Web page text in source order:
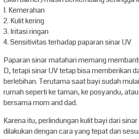
1. Kemerahan
2. Kulit kering
3. Iritasi ringan
4. Sensitivitas terhadap paparan sinar UV
Paparan sinar matahari memang
D, tetapi sinar UV tetap bisa memberikan
berlebihan. Terutama saat bayi sudah
rumah seperti ke taman, ke posyandu,
bersama mom and dad.
Karena itu, perlindungan kulit bayi dari
dilakukan dengan cara yang tepat dan